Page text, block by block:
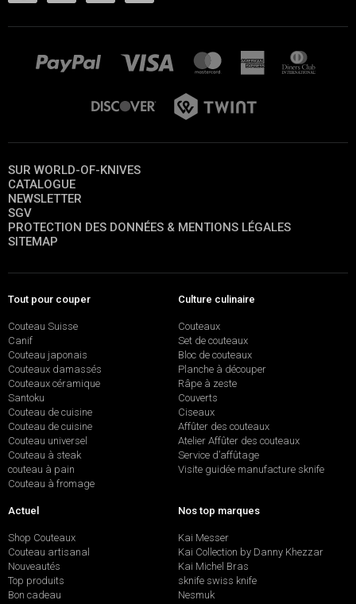
SUR WORLD-OF-KNIVES
CATALOGUE
NEWSLETTER
SGV
PROTECTION DES DONNÉES & MENTIONS LÉGALES
SITEMAP
Tout pour couper
Couteau Suisse
Canif
Couteau japonais
Couteaux damassés
Couteaux céramique
Santoku
Couteau de cuisine
Couteau de cuisine
Couteau universel
Couteau à steak
couteau à pain
Couteau à fromage
Culture culinaire
Couteaux
Set de couteaux
Bloc de couteaux
Planche à découper
Râpe à zeste
Couverts
Ciseaux
Affûter des couteaux
Atelier Affûter des couteaux
Service d’affûtage
Visite guidée manufacture sknife
Actuel
Shop Couteaux
Couteau artisanal
Nouveautés
Top produits
Bon cadeau
Nos top marques
Kai Messer
Kai Collection by Danny Khezzar
Kai Michel Bras
sknife swiss knife
Nesmuk